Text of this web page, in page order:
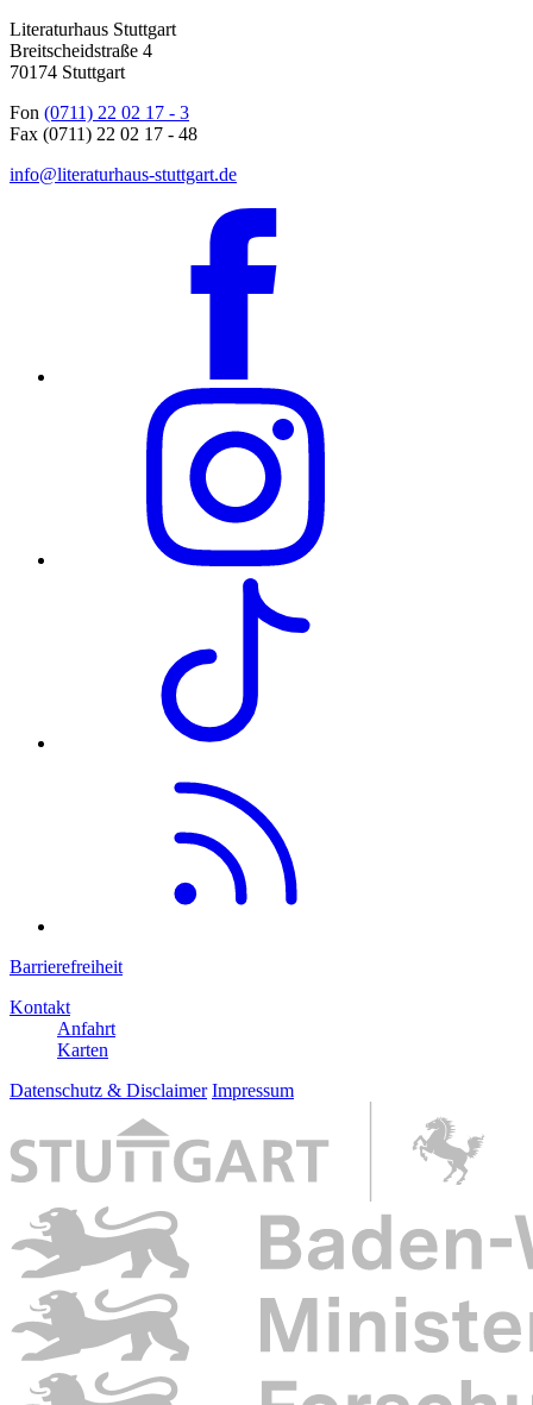
Literaturhaus Stuttgart
Breitscheidstraße 4
70174 Stuttgart
Fon (0711) 22 02 17 - 3
Fax (0711) 22 02 17 - 48
info@literaturhaus-stuttgart.de
Barrierefreiheit
Kontakt
Anfahrt
Karten
Datenschutz & Disclaimer Impressum